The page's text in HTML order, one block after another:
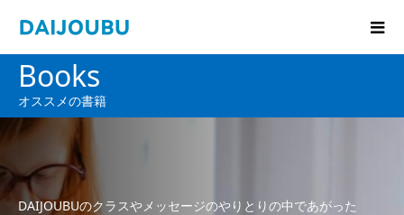
Books
オススメの書籍
DAIJOUBUのクラスやメッセージのやりとりの中であがった